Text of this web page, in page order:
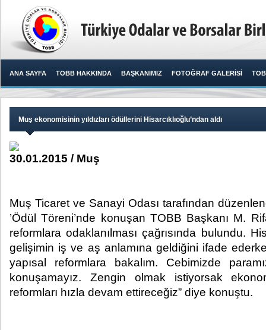
ANA SAYFA TOBB HAKKINDA BAŞKANIMIZ FOTOĞRAF GALERİSİ
Muş ekonomisinin yıldızları ödüllerini Hisarcıklıoğlu’ndan aldı
30.01.2015 / Muş
Muş Ticaret ve Sanayi Odası tarafından
’Ödül Töreni’nde konuşan TOBB Başkanı M.
reformlara odaklanılması çağrısında bulundu.
gelişimin iş ve aş anlamına geldiğini ifade
yapısal reformlara bakalım. Cebimizde
konuşamayız. Zengin olmak istiyorsak
reformları hızla devam ettireceğiz” diye konuştu.​